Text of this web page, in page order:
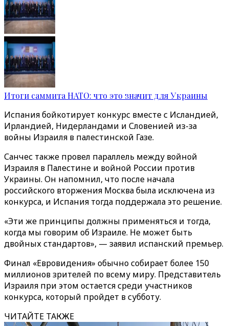
Итоги саммита НАТО: что это значит для Украины
Испания бойкотирует конкурс вместе с Исландией,
Ирландией, Нидерландами и Словенией из-за
войны Израиля в палестинской Газе.
Санчес также провел параллель между войной
Израиля в Палестине и войной России против
Украины. Он напомнил, что после начала
российского вторжения Москва была исключена из
конкурса, и Испания тогда поддержала это решение.
«Эти же принципы должны применяться и тогда,
когда мы говорим об Израиле. Не может быть
двойных стандартов», — заявил испанский премьер.
Финал «Евровидения» обычно собирает более 150
миллионов зрителей по всему миру. Представитель
Израиля при этом остается среди участников
конкурса, который пройдет в субботу.
ЧИТАЙТЕ ТАКЖЕ